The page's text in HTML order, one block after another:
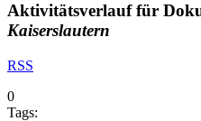
Aktivitätsverlauf für
Kaiserslautern
RSS
0
Tags: